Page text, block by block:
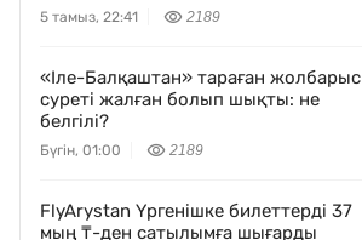
5 тамыз, 22:41 2189
«Іле-Балқаштан» тараған жолбарыс
суреті жалған болып шықты: не
белгілі?
Бүгін, 01:00 2189
FlyArystan Үргенішке билеттерді 37
мың ₸-ден сатылымға шығарды